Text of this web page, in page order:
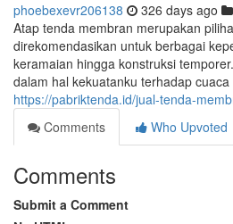
phoebexevr206138 326 days ago
Atap tenda membran merupakan
direkomendasikan untuk berbagai
keramaian hingga konstruksi
dalam hal kekuatanku terhadap
https://pabriktenda.id/jual-tenda-
Comments
Who Upvoted
Comments
Submit a Comment